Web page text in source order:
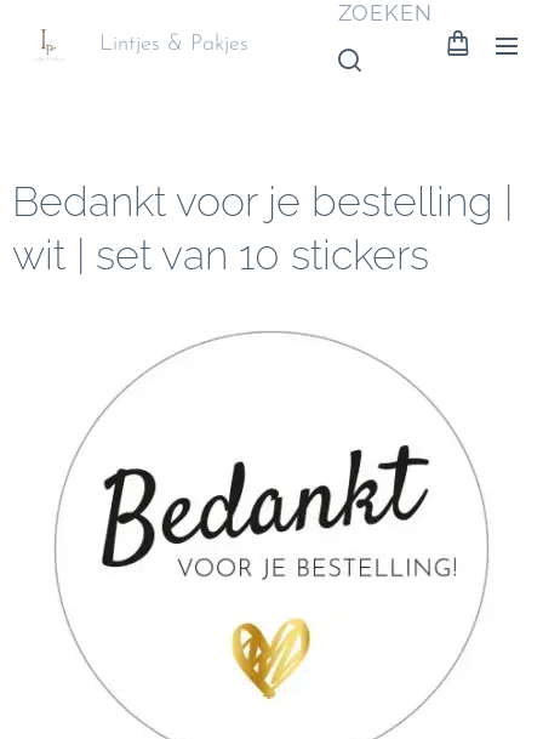
Lintjes & Pakjes
ZOEKEN
Bedankt voor je bestelling |
wit | set van 10 stickers